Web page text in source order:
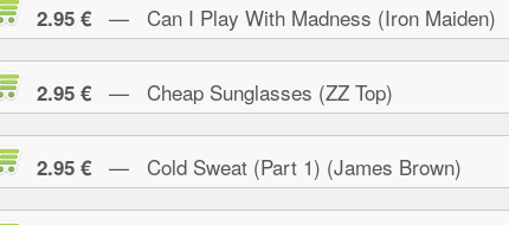
2.95 € — Can I Play With Madness (Iron Maiden)
2.95 € — Cheap Sunglasses (ZZ Top)
2.95 € — Cold Sweat (Part 1) (James Brown)